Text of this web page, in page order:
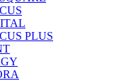
PLUS